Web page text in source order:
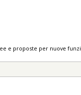
e proposte per nuove